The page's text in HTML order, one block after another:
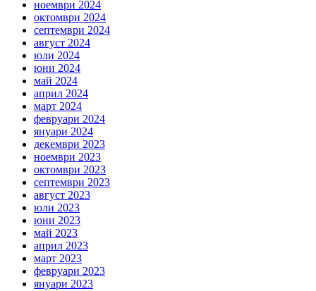
ноември 2024
октомври 2024
септември 2024
август 2024
юли 2024
юни 2024
май 2024
април 2024
март 2024
февруари 2024
януари 2024
декември 2023
ноември 2023
октомври 2023
септември 2023
август 2023
юли 2023
юни 2023
май 2023
април 2023
март 2023
февруари 2023
януари 2023